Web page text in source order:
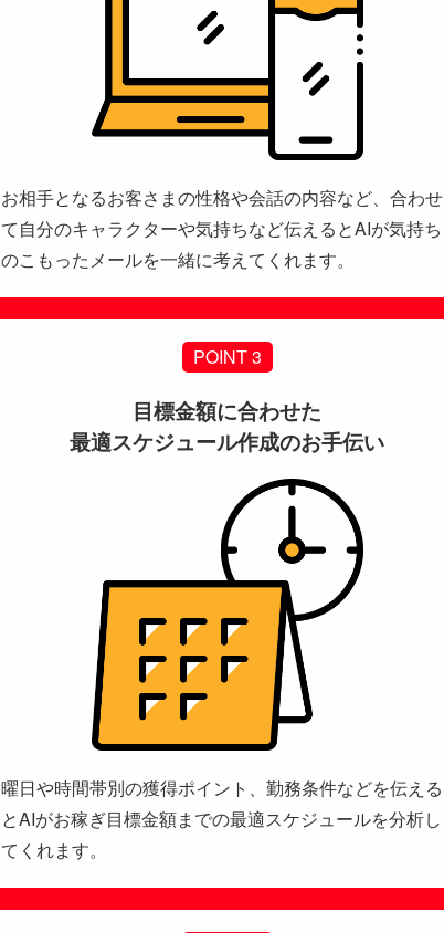
お相手となるお客さまの性格や会話の内容など、合わせ
て自分のキャラクターや気持ちなど伝えるとAIが気持ち
のこもったメールを一緒に考えてくれます。
POINT 3
目標金額に合わせた
最適スケジュール作成のお手伝い
曜日や時間帯別の獲得ポイント、勤務条件などを伝える
とAIがお稼ぎ目標金額までの最適スケジュールを分析し
てくれます。